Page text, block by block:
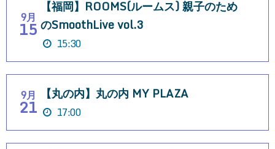
9月
15
【福岡】ROOMS(ルームス) 親子のため
のSmoothLive vol.3
15:30
9月
21
【丸の内】丸の内 MY PLAZA
17:00